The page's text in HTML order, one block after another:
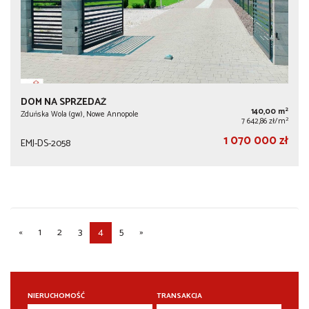
DOM NA SPRZEDAŻ
Zduńska Wola (gw), Nowe Annopole 140,00 m2
7 642,86 zł/m2
EMJ-DS-2058 1 070 000 zł
« 1 2 3 4 5 »
NIERUCHOMOŚĆ TRANSAKCJA